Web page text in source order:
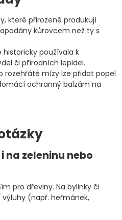
které přirozeně produkují
kůrovcem než ty s
historicky používala k
či přírodních lepidel.
rozehřáté mízy lze přidat popel
ochranný balzám na
na zeleninu nebo
pro dřeviny. Na bylinky či
(např. heřmánek,